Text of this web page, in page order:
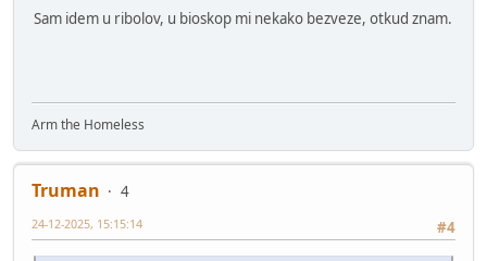
Sam idem u ribolov, u bioskop mi nekako bezveze, otkud znam.
Arm the Homeless
Truman
4
#4
24-12-2025, 15:15:14